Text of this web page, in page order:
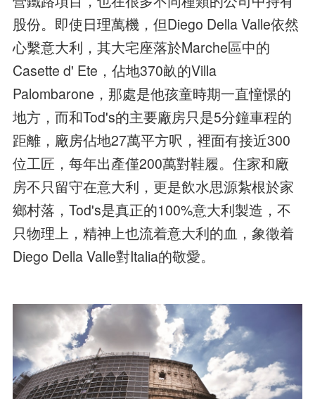
股份。即使日理萬機，但Diego Della Valle依然
心繫意大利，其大宅座落於Marche區中的
Casette d' Ete，佔地370畝的Villa
Palombarone，那處是他孩童時期一直憧憬的
地方，而和Tod's的主要廠房只是5分鐘車程的
距離，廠房佔地27萬平方呎，裡面有接近300
位工匠，每年出產僅200萬對鞋履。住家和廠
房不只留守在意大利，更是飲水思源紮根於家
鄉村落，Tod's是真正的100%意大利製造，不
只物理上，精神上也流着意大利的血，象徵着
Diego Della Valle對Italia的敬愛。